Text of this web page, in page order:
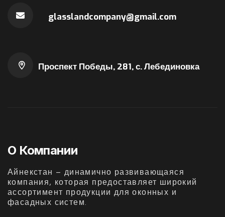
glasslandcompany@gmail.com
Проспект Победы, 281, с. Лебединовка
О Компании
Айнекстан – динамично развивающаяся
компания, которая предоставляет широкий
ассортимент продукции для оконных и
фасадных систем.